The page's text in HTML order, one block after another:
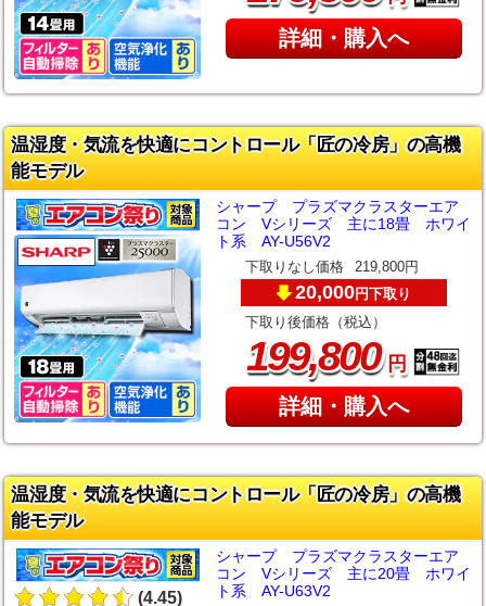
詳細・購入へ
温湿度・気流を快適にコントロール「匠の冷房」の高機
能モデル
シャープ プラズマクラスターエア
コン Vシリーズ 主に18畳 ホワイ
ト系 AY-U56V2
下取りなし価格 219,800円
20,000円下取り
下取り後価格（税込）
199,800円
詳細・購入へ
温湿度・気流を快適にコントロール「匠の冷房」の高機
能モデル
(4.45)
シャープ プラズマクラスターエア
コン Vシリーズ 主に20畳 ホワイ
ト系 AY-U63V2